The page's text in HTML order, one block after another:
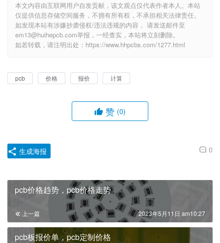
本文内容由互联网用户自发贡献，该文观点仅代表作者本人。本站
仅提供信息存储空间服务，不拥有所有权，不承担相关法律责任。
如发现本站有涉嫌抄袭侵权/违法违规的内容， 请发送邮件至
em13@huihepcb.com举报，一经查实，本站将立刻删除。
如若转载，请注明出处：https://www.hhpcbs.com/1277.html
pcb 价格 报价 计算
赞 (0)
0
生成海报
pcb价格趋势，pcb价格走势
上一篇 2023年5月11日 am10:27
pcb板报价单，pcb定制价格